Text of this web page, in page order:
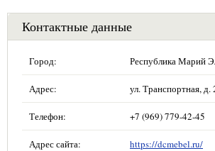
Контактные данные
Город: Республика Марий
Адрес: ул. Транспортная, д.
Телефон: +7 (969) 779-42-45
Адрес сайта: https://dcmebel.ru/